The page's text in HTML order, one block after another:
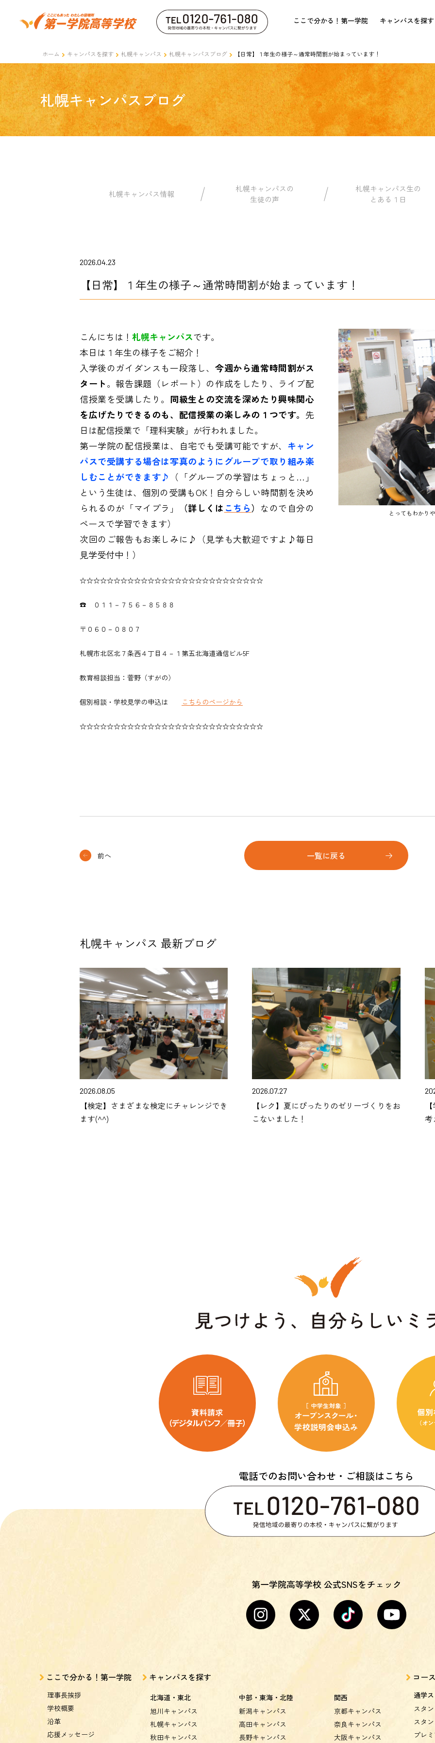
ここで分かる！第一学院 キャンパスを探す
ホーム キャンパスを探す 札幌キャンパス 札幌キャンパスブログ 【日常】１年生の様子～通常時間割が始まっています！
札幌キャンパスブログ
札幌キャンパス情報
札幌キャンパスの
生徒の声
札幌キャンパス生の
とある１日
2026.04.23
【日常】１年生の様子～通常時間割が始まっています！
とってもわかり
こんにちは！ 札幌キャンパスです。
本日は１年生の様子をご紹介！
入学後のガイダンスも一段落し、 今週から通常時間割がス
タート。報告課題（レポート）の作成をしたり、ライブ配
信授業を受講したり。 同級生との交流を深めたり興味関心
を広げたりできるのも、配信授業の楽しみの１つです。 先
日は配信授業で「理科実験」が行われました。
第一学院の配信授業は、自宅でも受講可能ですが、 キャン
パスで受講する場合は写真のようにグループで取り組み楽
しむことができます♪
（「グループの学習はちょっと…」
という生徒は、個別の受講もOK！自分らしい時間割を決め
られるのが「マイプラ」
（詳しくは こちら） なので自分の
ペースで学習できます）
次回のご報告もお楽しみに♪（見学も大歓迎ですよ♪毎日
見学受付中！）
☆☆☆☆☆☆☆☆☆☆☆☆☆☆☆☆☆☆☆☆☆☆☆☆☆☆☆
☎ ０１１－７５６－８５８８
〒０６０－０８０７
札幌市北区北７条西４丁目４－１第五北海道通信ビル5F
教育相談担当：菅野（すがの）
個別相談・学校見学の申込は こちらのページから
☆☆☆☆☆☆☆☆☆☆☆☆☆☆☆☆☆☆☆☆☆☆☆☆☆☆☆
前へ 一覧に戻る
札幌キャンパス 最新ブログ
2026.08.05
【検定】さまざまな検定にチャレンジでき
ます(^^)
2026.07.27
【レク】夏にぴったりのゼリーづくりをお
こないました！
考
電話でのお問い合わせ・ご相談はこちら
第一学院高等学校 公式SNSをチェック
ここで分かる！第一学院
理事長挨拶
学校概要
沿革
応援メッセージ
キャンパスを探す
北海道・東北
旭川キャンパス
札幌キャンパス
秋田キャンパス
中部・東海・北陸
新潟キャンパス
高田キャンパス
長野キャンパス
関西
京都キャンパス
奈良キャンパス
大阪キャンパス
コー
通学
スタ
スタ
プレ